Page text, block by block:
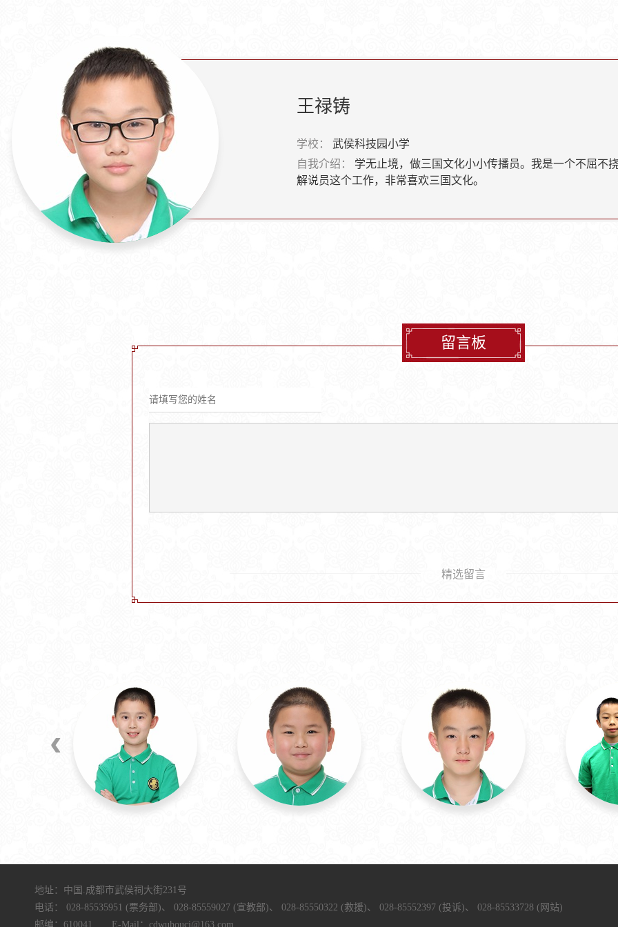
王禄铸
学校： 武侯科技园小学
自我介绍： 学无止境，做三国文化小小传播员。我是一个不屈不
解说员这个工作，非常喜欢三国文化。
留言板
精选留言
‹
地址：中国.成都市武侯祠大街231号
电话：
028-85535951 (票务部)、 028-85559027 (宣教部)、 028-85550322 (救援)、 028-85552397 (投诉)、
028-85533728 (网站)
邮编：610041 E-Mail：cdwuhouci@163.com